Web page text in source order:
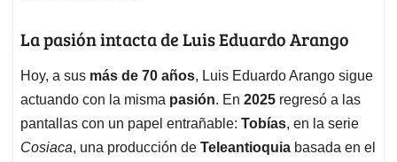
La pasión intacta de Luis Eduardo Arango
Hoy, a sus más de 70 años, Luis Eduardo Arango sigue
actuando con la misma pasión. En 2025 regresó a las
pantallas con un papel entrañable: Tobías, en la serie
Cosiaca, una producción de Teleantioquia basada en el